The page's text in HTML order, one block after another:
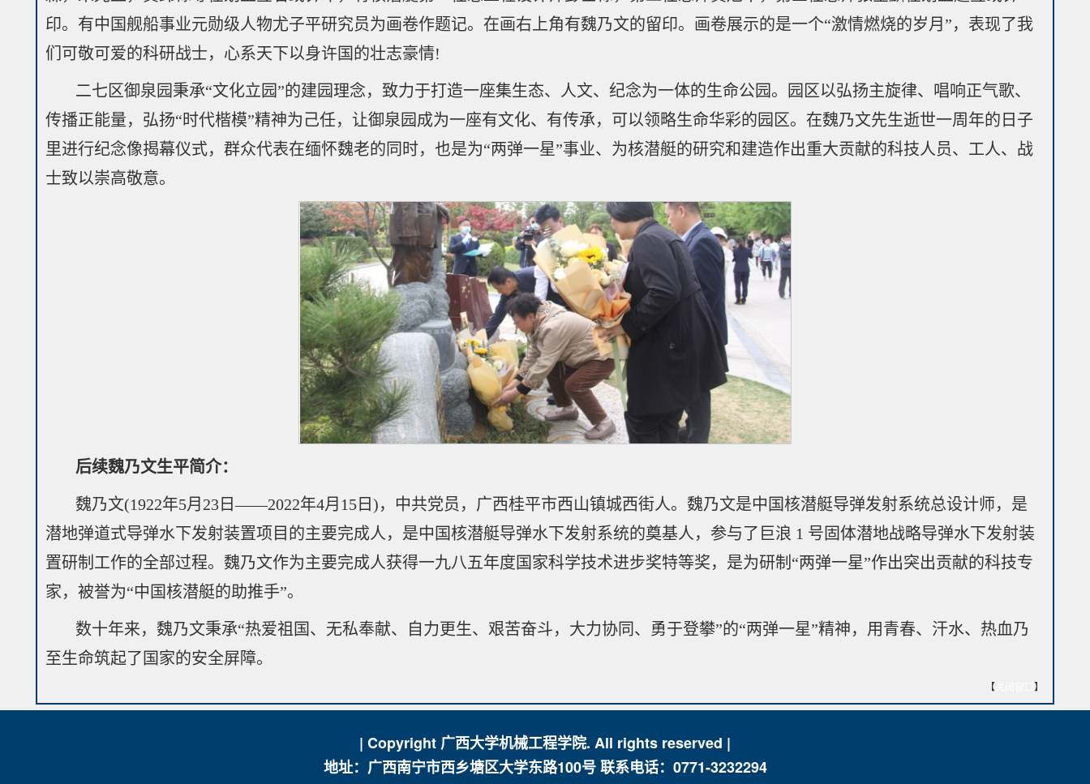
印。有中国舰船事业元勋级人物尤子平研究员为画卷作题记。在画右上角有魏乃文的留印。画卷展示的是一个“激情燃烧的岁月”，表现了我
们可敬可爱的科研战士，心系天下以身许国的壮志豪情!
二七区御泉园秉承“文化立园”的建园理念，致力于打造一座集生态、人文、纪念为一体的生命公园。园区以弘扬主旋律、唱响正气歌、
传播正能量，弘扬“时代楷模”精神为己任，让御泉园成为一座有文化、有传承，可以领略生命华彩的园区。在魏乃文先生逝世一周年的日子
里进行纪念像揭幕仪式，群众代表在缅怀魏老的同时，也是为“两弹一星”事业、为核潜艇的研究和建造作出重大贡献的科技人员、工人、战
士致以崇高敬意。
后续魏乃文生平简介：
魏乃文(1922年5月23日——2022年4月15日)，中共党员，广西桂平市西山镇城西街人。魏乃文是中国核潜艇导弹发射系统总设计师，是
潜地弹道式导弹水下发射装置项目的主要完成人，是中国核潜艇导弹水下发射系统的奠基人，参与了巨浪 1 号固体潜地战略导弹水下发射装
置研制工作的全部过程。魏乃文作为主要完成人获得一九八五年度国家科学技术进步奖特等奖，是为研制“两弹一星”作出突出贡献的科技专
家，被誉为“中国核潜艇的助推手”。
数十年来，魏乃文秉承“热爱祖国、无私奉献、自力更生、艰苦奋斗，大力协同、勇于登攀”的“两弹一星”精神，用青春、汗水、热血乃
至生命筑起了国家的安全屏障。
【 关闭窗口】
| Copyright 广西大学机械工程学院. All rights reserved |
地址：广西南宁市西乡塘区大学东路100号 联系电话：0771-3232294